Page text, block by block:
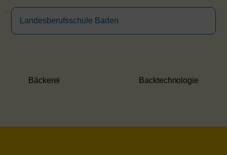
Landesberufsschule Baden
Bäckerei Backtechnologie